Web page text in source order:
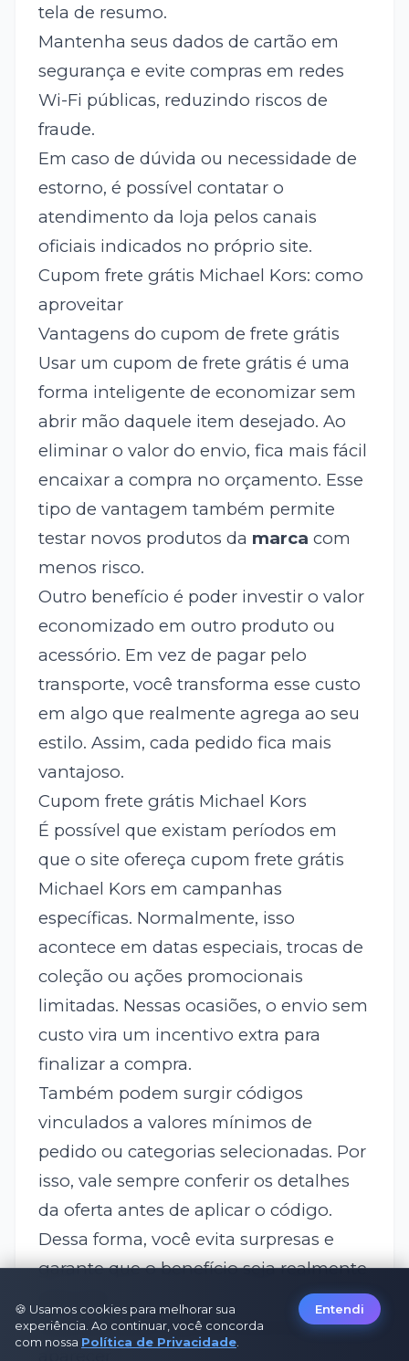
tela de resumo.
Mantenha seus dados de cartão em
segurança e evite compras em redes
Wi-Fi públicas, reduzindo riscos de
fraude.
Em caso de dúvida ou necessidade de
estorno, é possível contatar o
atendimento da loja pelos canais
oficiais indicados no próprio site.
Cupom frete grátis Michael Kors: como
aproveitar
Vantagens do cupom de frete grátis
Usar um cupom de frete grátis é uma
forma inteligente de economizar sem
abrir mão daquele item desejado. Ao
eliminar o valor do envio, fica mais fácil
encaixar a compra no orçamento. Esse
tipo de vantagem também permite
testar novos produtos da marca com
menos risco.
Outro benefício é poder investir o valor
economizado em outro produto ou
acessório. Em vez de pagar pelo
transporte, você transforma esse custo
em algo que realmente agrega ao seu
estilo. Assim, cada pedido fica mais
vantajoso.
Cupom frete grátis Michael Kors
É possível que existam períodos em
que o site ofereça cupom frete grátis
Michael Kors em campanhas
específicas. Normalmente, isso
acontece em datas especiais, trocas de
coleção ou ações promocionais
limitadas. Nessas ocasiões, o envio sem
custo vira um incentivo extra para
finalizar a compra.
Também podem surgir códigos
vinculados a valores mínimos de
pedido ou categorias selecionadas. Por
isso, vale sempre conferir os detalhes
da oferta antes de aplicar o código.
Dessa forma, você evita surpresas e
garante que o benefício seja realmente
Quando esses cupons costumam
🍪 Usamos cookies para melhorar sua
experiência. Ao continuar, você concorda
com nossa Política de Privacidade
Entendi